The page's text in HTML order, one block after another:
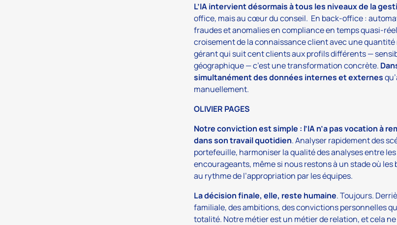
L’IA intervient désormais à tous les niveaux de la
office, mais au cœur du conseil. En back-office :
fraudes et anomalies en compliance en temps quasi-
croisement de la connaissance client avec une quantité
gérant qui suit cent clients aux profils différents —
géographique — c’est une transformation concrète.
simultanément des données internes et externes
manuellement.
OLIVIER PAGES
Notre conviction est simple : l’IA n’a pas vocation à
dans son travail quotidien. Analyser rapidement des
portefeuille, harmoniser la qualité des analyses entre
encourageants, même si nous restons à un stade où
au rythme de l’appropriation par les équipes.
La décision finale, elle, reste humaine. Toujours.
familiale, des ambitions, des convictions personnelles
totalité. Notre métier est un métier de relation, et cela